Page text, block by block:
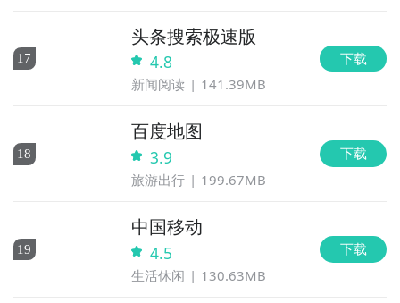
17
头条搜索极速版
4.8
新闻阅读 141.39MB
下载
18
百度地图
3.9
旅游出行 199.67MB
下载
19
中国移动
4.5
生活休闲 130.63MB
下载